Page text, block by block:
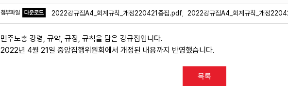
첨부파일 다운로드 2022강규집A4_회계규칙_개정220421중집.pdf 2022강규집A4_회계규칙_개정
민주노총 강령, 규약, 규정, 규칙을 담은 강규집입니다.
2022년 4월 21일 중앙집행위원회에서 개정된 내용까지 반영했습니다.
목록